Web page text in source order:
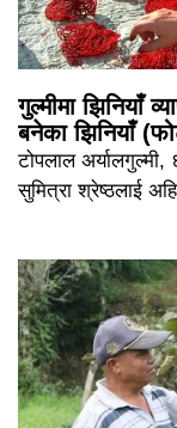
गुल्मीमा झिनियाँ
बनेका झिनियाँ
टोपलाल
सुमित्रा श्रेष्ठलाई